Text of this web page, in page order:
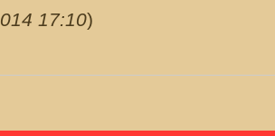
17:10)